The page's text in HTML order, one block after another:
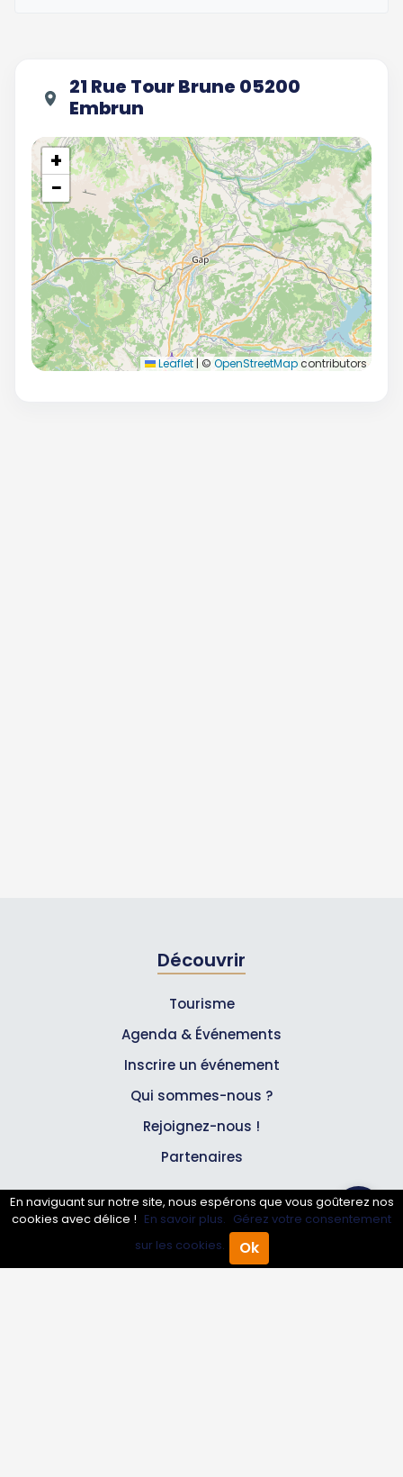
Annuaire Pro Agenda
21 Rue Tour Brune 05200
Embrun
+
−
Leaflet | © OpenStreetMapcontributors
Découvrir
Tourisme
Agenda & Événements
Inscrire un événement
Qui sommes-nous ?
Rejoignez-nous !
Partenaires
Professionnels
Annuaire pro
En naviguant sur notre site, nous espérons que vous goûterez nos
cookies avec délice ! En savoir plus. Gérez votre consentement
sur les cookies.
Ok